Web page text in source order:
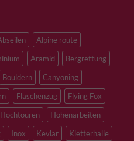
Alpine route
Aramid
Bergrettung
Bouldern
Canyoning
Flaschenzug
Flying Fox
Hochtouren
Höhenarbeiten
Inox Kevlar
Kletterhalle